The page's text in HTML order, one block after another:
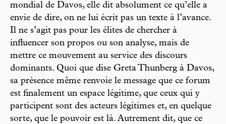
mondial de Davos, elle dit absolument ce qu’elle a
envie de dire, on ne lui écrit pas un texte à l’avance.
Il ne s’agit pas pour les élites de chercher à
influencer son propos ou son analyse, mais de
mettre ce mouvement au service des discours
dominants. Quoi que dise Greta Thunberg à Davos,
sa présence même renvoie le message que ce forum
est finalement un espace légitime, que ceux qui y
participent sont des acteurs légitimes et, en quelque
sorte, que le pouvoir est là. Autrement dit, que ce